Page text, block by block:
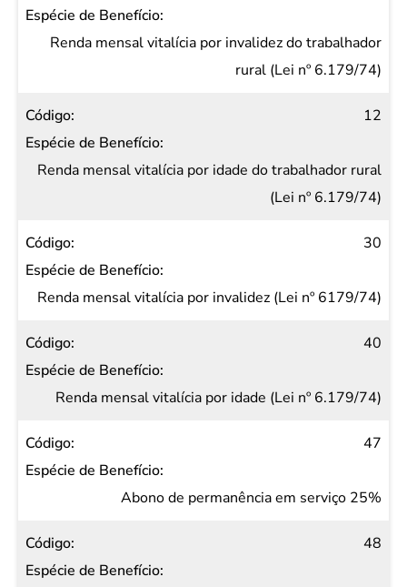
Renda mensal vitalícia por invalidez do trabalhador
rural (Lei nº 6.179/74)
12
Renda mensal vitalícia por idade do trabalhador rural
(Lei nº 6.179/74)
30
Renda mensal vitalícia por invalidez (Lei nº 6179/74)
40
Renda mensal vitalícia por idade (Lei nº 6.179/74)
47
Abono de permanência em serviço 25%
48